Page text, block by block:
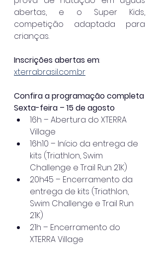
abertas, e o Super Kids,
competição adaptada para
crianças.
Inscrições abertas em:
xterrabrasil.com.br
Confira a programação completa
Sexta-feira – 15 de agosto
16h – Abertura do XTERRA
Village
16h10 – Início da entrega de
kits (Triathlon, Swim
Challenge e Trail Run 21K)
20h45 – Encerramento da
entrega de kits (Triathlon,
Swim Challenge e Trail Run
21K)
21h – Encerramento do
XTERRA Village